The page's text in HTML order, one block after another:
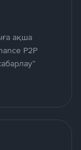
ақша
P2P